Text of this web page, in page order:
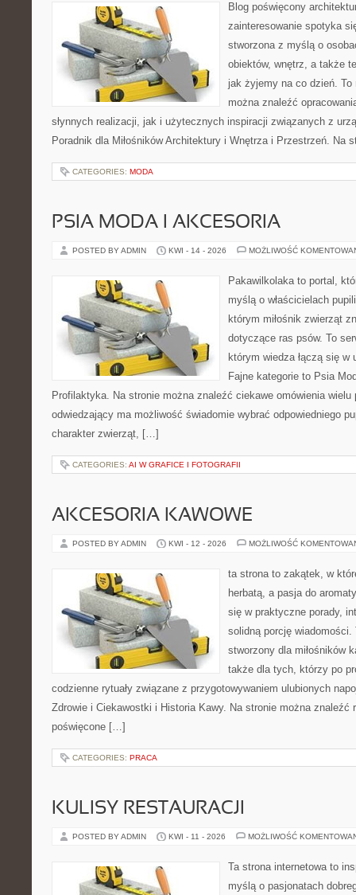
Blog poświęcony
zainteresowanie spotyka
stworzona z myślą o
obiektów, wnętrz, a także
jak żyjemy na co dzień.
można znaleźć
słynnych realizacji, jak i użytecznych inspiracji związanych z
Poradnik dla Miłośników Architektury i Wnętrza i Przestrzeń.
CATEGORIES: MODA
PSIA MODA I AKCESORIA
POSTED BY ADMIN KWI - 14 - 2026 MOŻLIWOŚĆ
Pakawilkolaka to portal,
myślą o właścicielach
którym miłośnik zwierząt
dotyczące ras psów. To
którym wiedza łączą się w
Fajne kategorie to Psia
Profilaktyka. Na stronie można znaleźć ciekawe omówienia
odwiedzający ma możliwość świadomie wybrać odpowiedniego
charakter zwierząt, […]
CATEGORIES: AI W GRAFICE I FOTOGRAFII
AKCESORIA KAWOWE
POSTED BY ADMIN KWI - 12 - 2026 MOŻLIWOŚĆ
ta strona to zakątek, w
herbatą, a pasja do
się w praktyczne porady,
solidną porcję wiadomości.
stworzony dla miłośników
także dla tych, którzy po
codzienne rytuały związane z przygotowywaniem ulubionych
Zdrowie i Ciekawostki i Historia Kawy. Na stronie można znaleźć
poświęcone […]
CATEGORIES: PRACA
KULISY RESTAURACJI
POSTED BY ADMIN KWI - 11 - 2026 MOŻLIWOŚĆ
Ta strona internetowa to
myślą o pasjonatach